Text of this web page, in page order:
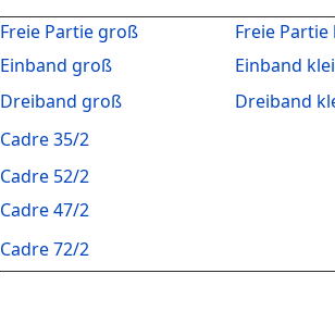
Freie Partie groß
Freie Partie
Einband groß
Einband
Dreiband groß
Dreiband
Cadre 35/2
Cadre 52/2
Cadre 47/2
Cadre 72/2